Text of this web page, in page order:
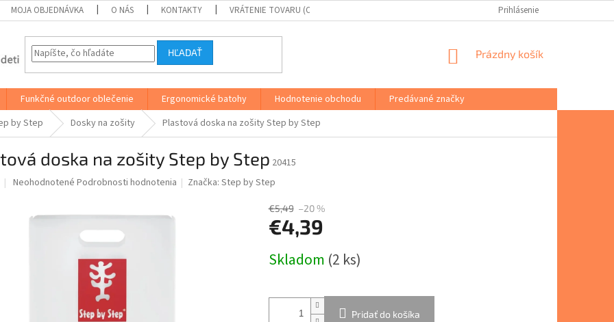
MOJA OBJEDNÁVKA O NÁS KONTAKTY VRÁTENIE TOVARU (ODSTÚPENIE OD ZMLUVY) VŠEOBECNÉ OBCHODNÉ
Prihlásenie
HĽADAŤ
NÁKUPNÝ
Prázdny košík
Funkčné outdoor oblečenie Ergonomické batohy Hodnotenie obchodu
Predávané značky
by Step Dosky na zošity Plastová doska na zošity Step by Step
doska na zošity Step by Step 20415
Priemerné
Neohodnotené Podrobnosti hodnotenia Značka:Step by Step
€5,49 –20 %
€4,39
cena:
Skladom (2 ks)
Pridať do košíka